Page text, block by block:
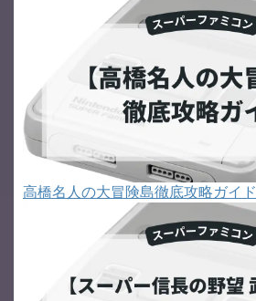
高橋名人の大冒険島徹底攻略ガイド